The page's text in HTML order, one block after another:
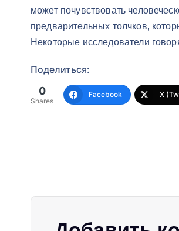
может почувствовать
предварительных толчков,
Некоторые исследователи
Поделиться:
0
Shares
Facebook X